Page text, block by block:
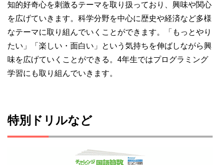
知的好奇心を刺激るテーマを取り扱っており、興味や関心
を広げていきます。科学分野を中心に歴史や経済など多様
なテーマに取り組んでいくことができます。「もっとやり
たい」「楽しい・面白い」という気持ちを伸ばしながら興
味を広げていくことができる。4年生ではプログラミング
学習にも取り組んでいきます。
特別ドリルなど